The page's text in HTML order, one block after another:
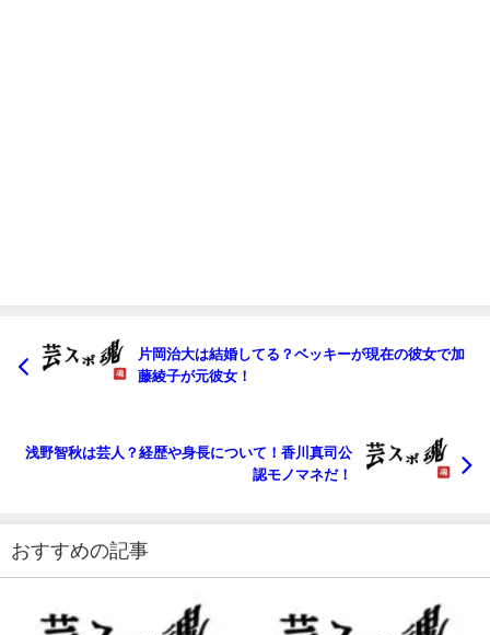
片岡治大は結婚してる？ベッキーが現在の彼女で加
藤綾子が元彼女！
浅野智秋は芸人？経歴や身長について！香川真司公
認モノマネだ！
おすすめの記事